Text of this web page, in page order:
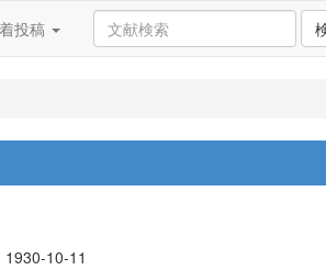
投稿
10-11